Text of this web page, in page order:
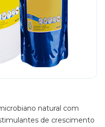
natural com
de crescimento